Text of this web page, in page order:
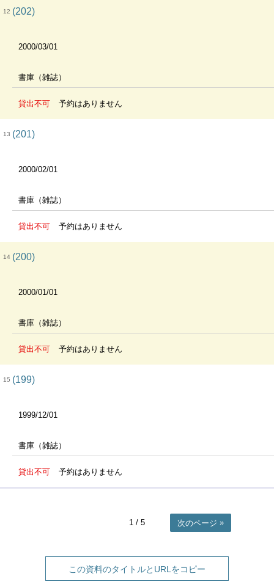
12 (202)
2000/03/01
書庫（雑誌）
貸出不可 予約はありません
13 (201)
2000/02/01
書庫（雑誌）
貸出不可 予約はありません
14 (200)
2000/01/01
書庫（雑誌）
貸出不可 予約はありません
15 (199)
1999/12/01
書庫（雑誌）
貸出不可 予約はありません
1 / 5 次のページ
この資料のタイトルとURLをコピー